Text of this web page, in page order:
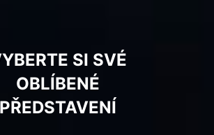
SI SVÉ
OBLÍBENÉ
PŘEDSTAVENÍ